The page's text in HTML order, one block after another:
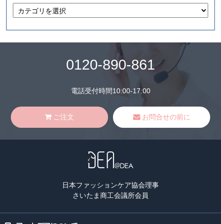
0120-890-861
電話受付時間10:00-17:00
ご注文 お問合せの前に
日本ファッションケア協会理事
さいたま商工会議所会員